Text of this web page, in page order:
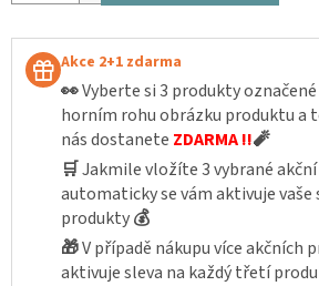
Akce 2+1 zdarma
👀Vyberte si 3 produkty označené
horním rohu obrázku produktu a
nás dostanete ZDARMA !!🧨
🛒Jakmile vložíte 3 vybrané
automaticky se vám aktivuje
produkty💰
🎁V případě nákupu více akčních
aktivuje sleva na každý třetí